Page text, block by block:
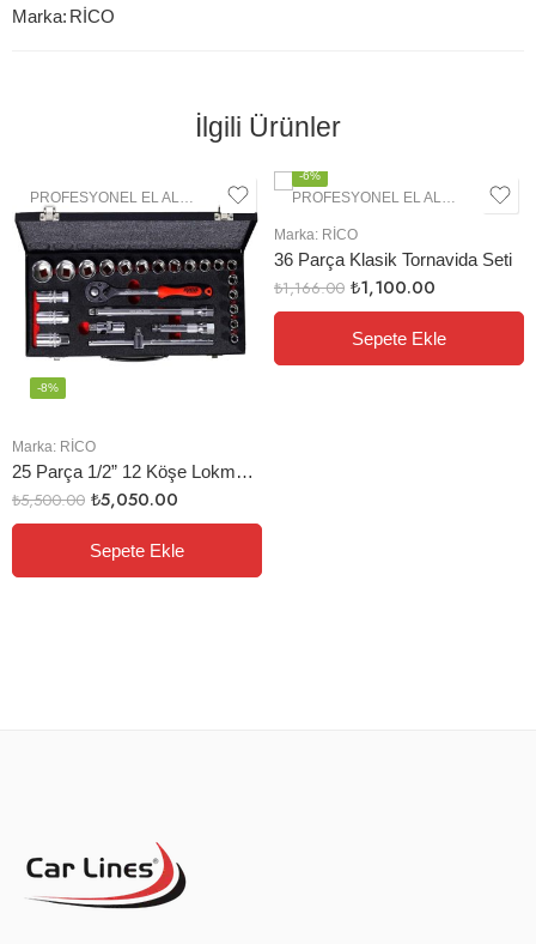
Marka: RİCO
İlgili Ürünler
, LOKMA GRUBU
Marka: RİCO
25 Parça 1/2” 12 Köşe Lokma Seti
-8%
₺5,500.00 ₺5,050.00
Sepete Ekle
,
Marka: RİCO
36 Parça Klasik Tornavida Seti
-6%
₺1,166.00 ₺1,100.00
Sepete Ekle